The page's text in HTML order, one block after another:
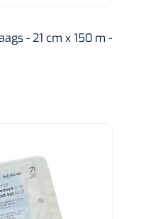
- 21 cm x 150 m -